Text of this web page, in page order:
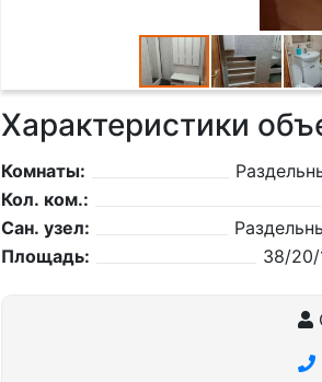
Характеристики
Комнаты:
Кол. ком.:
Сан. узел:
Площадь:
38/20/